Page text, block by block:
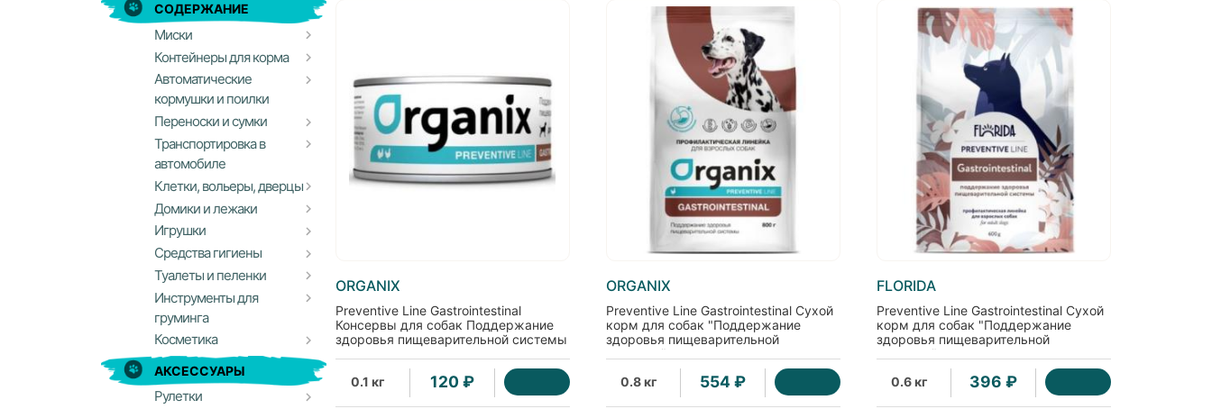
СОДЕРЖАНИЕ
Миски
Контейнеры для корма
Автоматические
кормушки и поилки
Переноски и сумки
Транспортировка в
автомобиле
Клетки, вольеры, дверцы
Домики и лежаки
Игрушки
Средства гигиены
Туалеты и пеленки
Инструменты для
груминга
Косметика
АКСЕССУАРЫ
Рулетки
ORGANIX
Preventive Line Gastrointestinal
Консервы для собак Поддержание
здоровья пищеварительной системы
0.1 кг 120 ₽
ORGANIX
Preventive Line Gastrointestinal Сухой
корм для собак "Поддержание
здоровья пищеварительной
системы"
0.8 кг
554 ₽
FLORIDA
Preventive Line Gastrointestinal Сухой
корм для собак "Поддержание
здоровья пищеварительной
системы"
0.6 кг
396 ₽